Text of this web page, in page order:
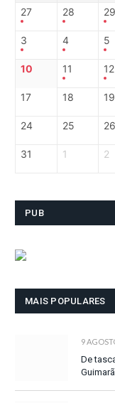
27 28 29
3 4 5
10 11 12
17 18 19
24 25 26
31 1 2
PUB
MAIS POPULARES
9
De